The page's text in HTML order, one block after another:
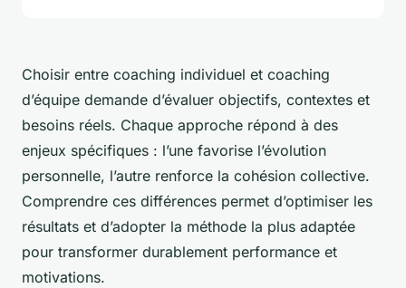
Choisir entre coaching individuel et coaching
d’équipe demande d’évaluer objectifs, contextes et
besoins réels. Chaque approche répond à des
enjeux spécifiques : l’une favorise l’évolution
personnelle, l’autre renforce la cohésion collective.
Comprendre ces différences permet d’optimiser les
résultats et d’adopter la méthode la plus adaptée
pour transformer durablement performance et
motivations.